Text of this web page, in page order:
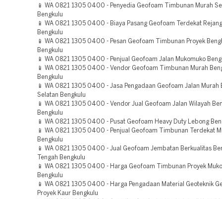
📱 WA 0821 1305 0400 - Penyedia Geofoam Timbunan Murah
Bengkulu
📱 WA 0821 1305 0400 - Biaya Pasang Geofoam Terdekat
Bengkulu
📱 WA 0821 1305 0400 - Pesan Geofoam Timbunan Proyek
Bengkulu
📱 WA 0821 1305 0400 - Penjual Geofoam Jalan Mukomuko
📱 WA 0821 1305 0400 - Vendor Geofoam Timbunan Murah
Bengkulu
📱 WA 0821 1305 0400 - Jasa Pengadaan Geofoam Jalan Murah
Selatan Bengkulu
📱 WA 0821 1305 0400 - Vendor Jual Geofoam Jalan Wilayah
Bengkulu
📱 WA 0821 1305 0400 - Pusat Geofoam Heavy Duty Lebong
📱 WA 0821 1305 0400 - Penjual Geofoam Timbunan Terdekat
Bengkulu
📱 WA 0821 1305 0400 - Jual Geofoam Jembatan Berkualitas
Tengah Bengkulu
📱 WA 0821 1305 0400 - Harga Geofoam Timbunan Proyek
Bengkulu
📱 WA 0821 1305 0400 - Harga Pengadaan Material Geoteknik
Proyek Kaur Bengkulu